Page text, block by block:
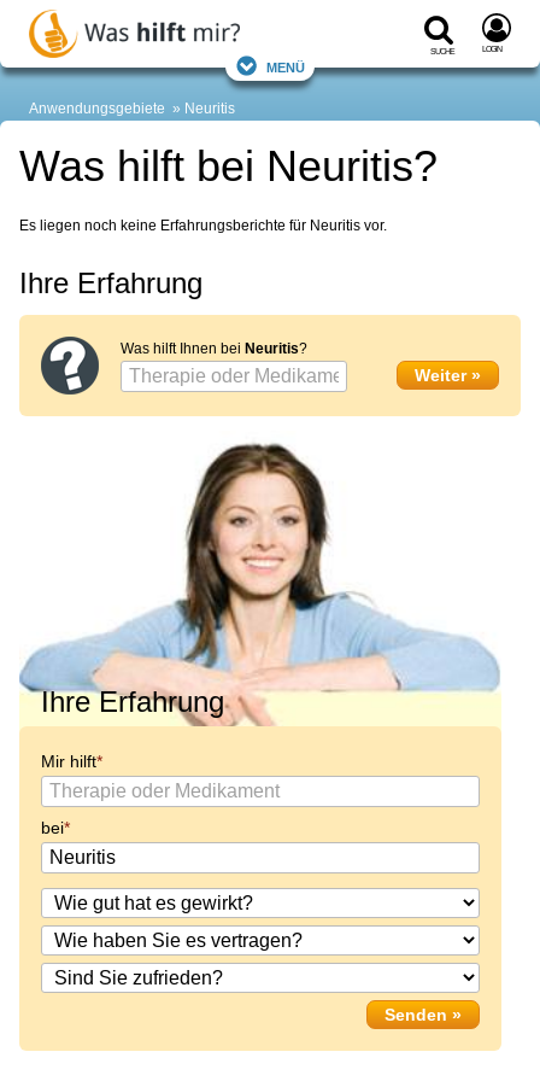
Suche Login
Menü
Anwendungsgebiete Neuritis
Was hilft bei Neuritis?
Es liegen noch keine Erfahrungsberichte für Neuritis vor.
Ihre Erfahrung
Was hilft Ihnen bei Neuritis?
Ihre Erfahrung
Mir hilft
bei